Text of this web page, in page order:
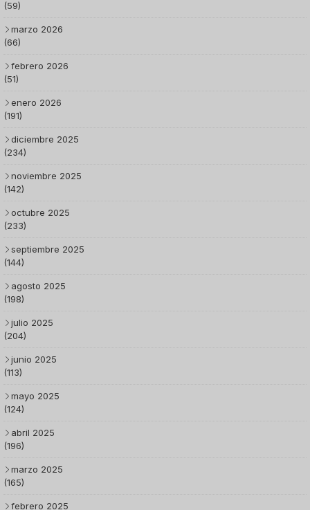
(59)
marzo 2026
(66)
febrero 2026
(51)
enero 2026
(191)
diciembre 2025
(234)
noviembre 2025
(142)
octubre 2025
(233)
septiembre 2025
(144)
agosto 2025
(198)
julio 2025
(204)
junio 2025
(113)
mayo 2025
(124)
abril 2025
(196)
marzo 2025
(165)
febrero 2025